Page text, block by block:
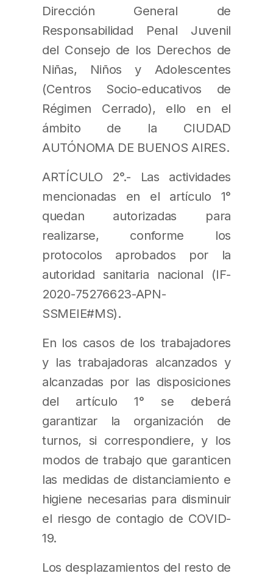
Dirección General de
Responsabilidad Penal Juvenil
del Consejo de los Derechos de
Niñas, Niños y Adolescentes
(Centros Socio-educativos de
Régimen Cerrado), ello en el
ámbito de la CIUDAD
AUTÓNOMA DE BUENOS AIRES.
ARTÍCULO 2°.- Las actividades
mencionadas en el artículo 1°
quedan autorizadas para
realizarse, conforme los
protocolos aprobados por la
autoridad sanitaria nacional (IF-
2020-75276623-APN-
SSMEIE#MS).
En los casos de los trabajadores
y las trabajadoras alcanzados y
alcanzadas por las disposiciones
del artículo 1° se deberá
garantizar la organización de
turnos, si correspondiere, y los
modos de trabajo que garanticen
las medidas de distanciamiento e
higiene necesarias para disminuir
el riesgo de contagio de COVID-
19.
Los desplazamientos del resto de